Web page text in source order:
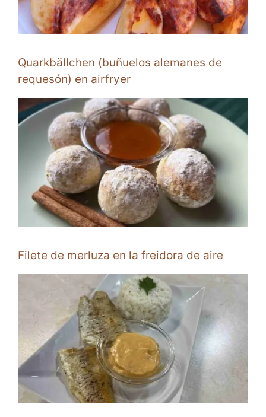
Quarkbällchen (buñuelos alemanes de
requesón) en airfryer
Filete de merluza en la freidora de aire